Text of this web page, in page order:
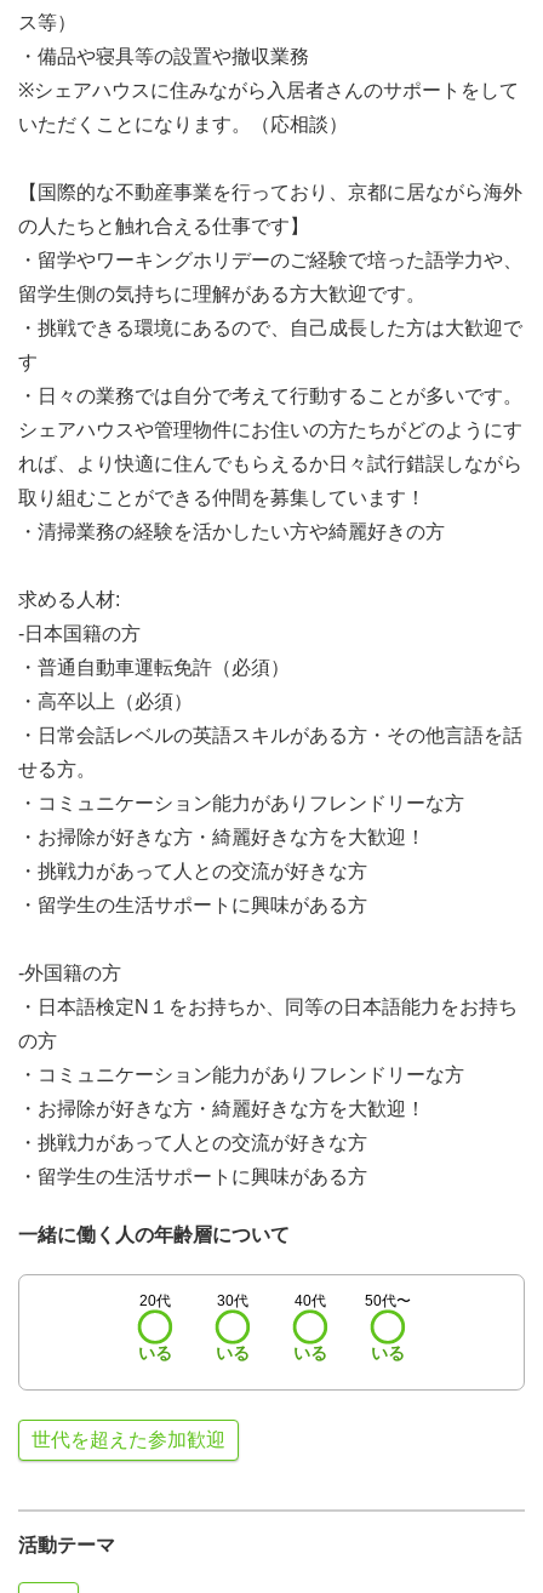
ス等）
・備品や寝具等の設置や撤収業務
※シェアハウスに住みながら入居者さんのサポートをして
いただくことになります。（応相談）
【国際的な不動産事業を行っており、京都に居ながら海外
の人たちと触れ合える仕事です】
・留学やワーキングホリデーのご経験で培った語学力や、
留学生側の気持ちに理解がある方大歓迎です。
・挑戦できる環境にあるので、自己成長した方は大歓迎で
す
・日々の業務では自分で考えて行動することが多いです。
シェアハウスや管理物件にお住いの方たちがどのようにす
れば、より快適に住んでもらえるか日々試行錯誤しながら
取り組むことができる仲間を募集しています！
・清掃業務の経験を活かしたい方や綺麗好きの方
求める人材:
-日本国籍の方
・普通自動車運転免許（必須）
・高卒以上（必須）
・日常会話レベルの英語スキルがある方・その他言語を話
せる方。
・コミュニケーション能力がありフレンドリーな方
・お掃除が好きな方・綺麗好きな方を大歓迎！
・挑戦力があって人との交流が好きな方
・留学生の生活サポートに興味がある方
-外国籍の方
・日本語検定N１をお持ちか、同等の日本語能力をお持ち
の方
・コミュニケーション能力がありフレンドリーな方
・お掃除が好きな方・綺麗好きな方を大歓迎！
・挑戦力があって人との交流が好きな方
・留学生の生活サポートに興味がある方
一緒に働く人の年齢層について
20代
いる
30代
いる
40代
いる
50代〜
いる
世代を超えた参加歓迎
活動テーマ